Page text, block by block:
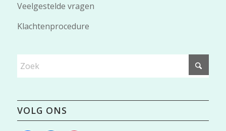
Veelgestelde vragen
Klachtenprocedure
VOLG ONS